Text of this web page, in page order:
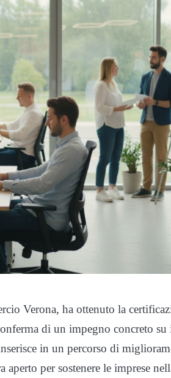
Verona, ha ottenuto la
di un impegno concreto
in un percorso di
per sostenere le imprese